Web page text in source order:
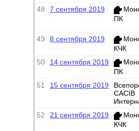
48
7 сентября 2019
ПК
49 8 сентября 2019
КЧК
50
14 сентября 2019
ПК
51
15 сентября 2019
CACIB
52
21 сентября 2019
КЧК